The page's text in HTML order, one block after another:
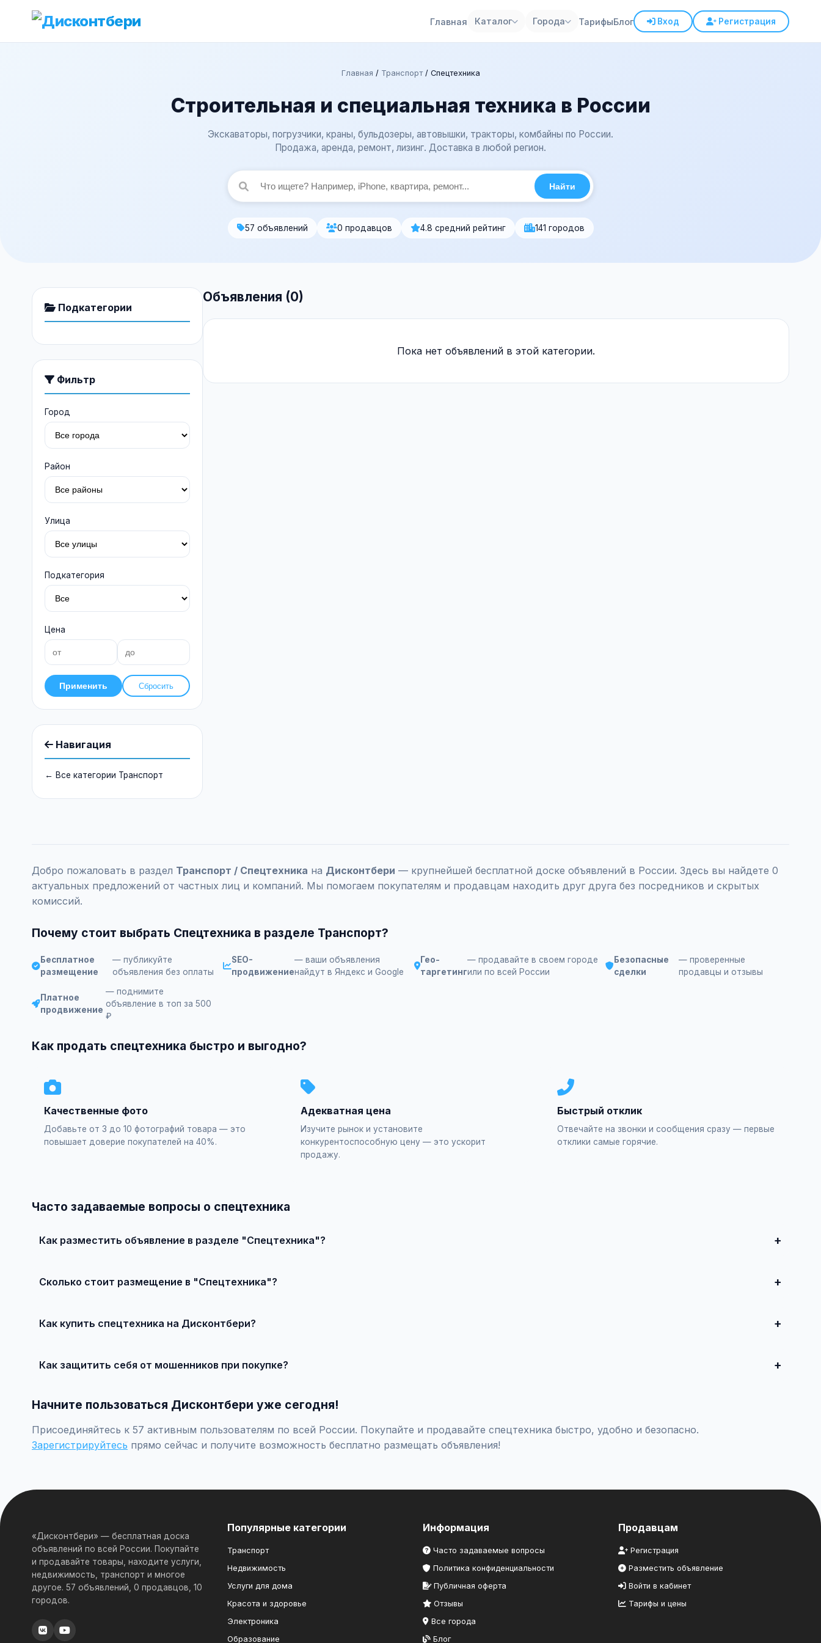
Главная Каталог Города ТарифыБлог Вход Регистрация
Главная / Транспорт/ Спецтехника
Строительная и специальная техника в России
Экскаваторы, погрузчики, краны, бульдозеры, автовышки, тракторы, комбайны по России.
Продажа, аренда, ремонт, лизинг. Доставка в любой регион.
Найти
57 объявлений 0 продавцов 4.8 средний рейтинг 141 городов
Подкатегории
Фильтр
Город
Район
Улица
Подкатегория
Цена
Применить Сбросить
Навигация
← Все категории Транспорт
Объявления (0)
Пока нет объявлений в этой категории.
Добро пожаловать в раздел Транспорт / Спецтехника на Дисконтбери — крупнейшей бесплатной доске объявлений в России. Здесь вы найдете 0
актуальных предложений от частных лиц и компаний. Мы помогаем покупателям и продавцам находить друг друга без посредников и скрытых
комиссий.
Почему стоит выбрать Спецтехника в разделе Транспорт?
Бесплатное
размещение
— публикуйте
объявления без оплаты
SEO-
продвижение
— ваши объявления
найдут в Яндекс и Google
Гео-
таргетинг
— продавайте в своем городе
или по всей России
Безопасные
сделки
— проверенные
продавцы и отзывы
Платное
продвижение
— поднимите
объявление в топ за 500
₽
Как продать спецтехника быстро и выгодно?
Качественные фото
Добавьте от 3 до 10 фотографий товара — это
повышает доверие покупателей на 40%.
Адекватная цена
Изучите рынок и установите
конкурентоспособную цену — это ускорит
продажу.
Быстрый отклик
Отвечайте на звонки и сообщения сразу — первые
отклики самые горячие.
Часто задаваемые вопросы о спецтехника
Как разместить объявление в разделе "Спецтехника"?
Сколько стоит размещение в "Спецтехника"?
Как купить спецтехника на Дисконтбери?
Как защитить себя от мошенников при покупке?
Начните пользоваться Дисконтбери уже сегодня!
Присоединяйтесь к 57 активным пользователям по всей России. Покупайте и продавайте спецтехника быстро, удобно и безопасно.
Зарегистрируйтесь прямо сейчас и получите возможность бесплатно размещать объявления!
«Дисконтбери» — бесплатная доска
объявлений по всей России. Покупайте
и продавайте товары, находите услуги,
недвижимость, транспорт и многое
другое. 57 объявлений, 0 продавцов, 10
городов.
Популярные категории
Транспорт
Недвижимость
Услуги для дома
Красота и здоровье
Электроника
Образование
Информация
Часто задаваемые вопросы
Политика конфиденциальности
Публичная оферта
Отзывы
Все города
Блог
Продавцам
Регистрация
Разместить объявление
Войти в кабинет
Тарифы и цены